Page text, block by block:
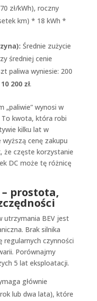
zł/kWh), roczny
km) * 18 kWh *
Średnie zużycie
średniej cenie
paliwa wyniesie: 200
10 200 zł.
„paliwie” wynosi w
To kwota, która robi
kilku lat w
cenę zakupu
że częste korzystanie
DC może tę różnicę
prostota,
utrzymania BEV jest
Brak silnika
regularnych czynności
Porównajmy
5 lat eksploatacji.
głównie
lub dwa lata), które